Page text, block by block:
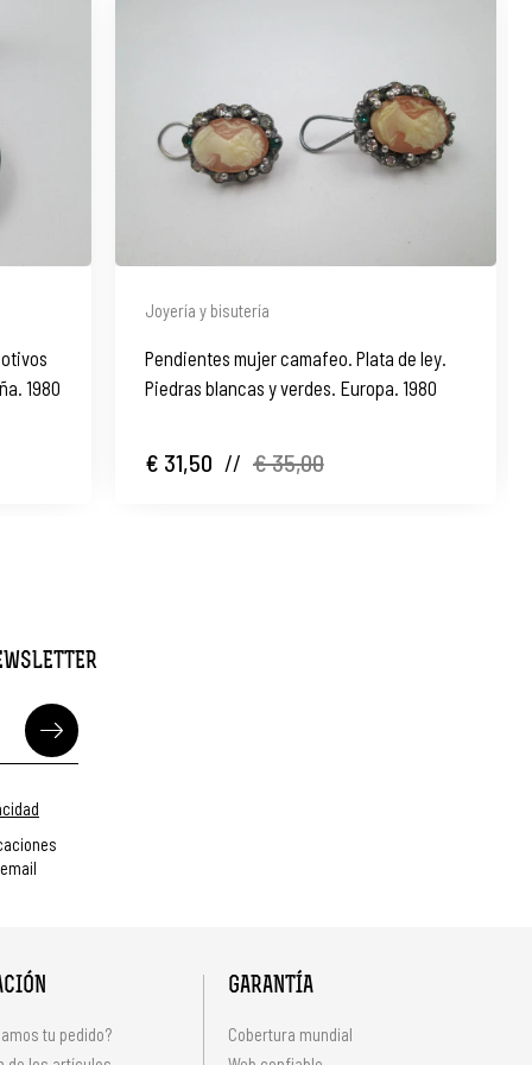
1980
Joyería y bisutería
Pendientes mujer camafeo. Plata de ley.
Piedras blancas y verdes. Europa. 1980
€ 31,50 // € 35,00
tu pedido?
GARANTÍA
Cobertura mundial